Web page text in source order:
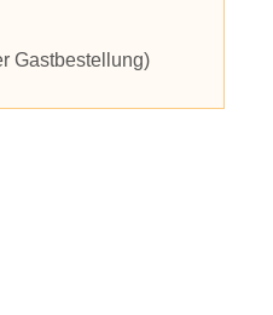
Gastbestellung)